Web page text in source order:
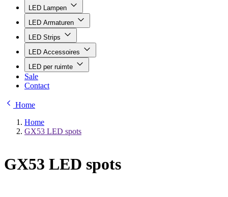
LED Lampen
LED Armaturen
LED Strips
LED Accessoires
LED per ruimte
Sale
Contact
Home
Home
GX53 LED spots
GX53 LED spots